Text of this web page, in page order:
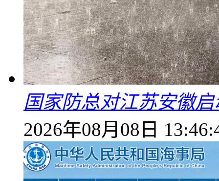
国家防总对江苏安徽
2026年08月08日